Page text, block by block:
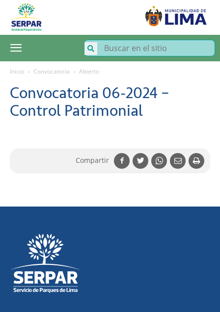
SERPAR
Servicio
de
Parques
Inicio Convocatoria Abierto
Convocatoria 06-2024 –
Control Patrimonial
Compartir